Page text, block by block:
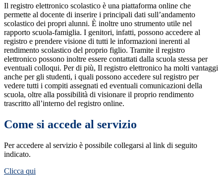
Il registro elettronico scolastico è una piattaforma online che
permette al docente di inserire i principali dati sull’andamento
scolastico dei propri alunni. È inoltre uno strumento utile nel
rapporto scuola-famiglia. I genitori, infatti, possono accedere al
registro e prendere visione di tutti le informazioni inerenti al
rendimento scolastico del proprio figlio. Tramite il registro
elettronico possono inoltre essere contattati dalla scuola stessa per
eventuali colloqui. Per di più, Il registro elettronico ha molti vantaggi
anche per gli studenti, i quali possono accedere sul registro per
vedere tutti i compiti assegnati ed eventuali comunicazioni della
scuola, oltre alla possibilità di visionare il proprio rendimento
trascritto all’interno del registro online.
Come si accede al servizio
Per accedere al servizio è possibile collegarsi al link di seguito
indicato.
Clicca qui